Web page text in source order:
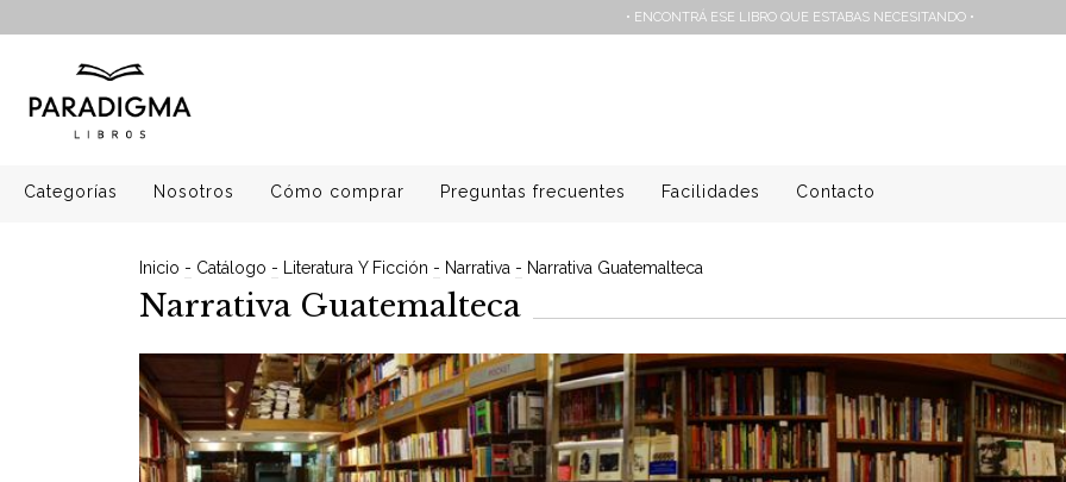
• ENCONTRÁ ESE LIBRO QUE ESTABAS NECESITANDO •
Categorías Nosotros Cómo comprar Preguntas frecuentes Facilidades Contacto
Inicio - Catálogo - Literatura Y Ficción - Narrativa - Narrativa Guatemalteca
Narrativa Guatemalteca